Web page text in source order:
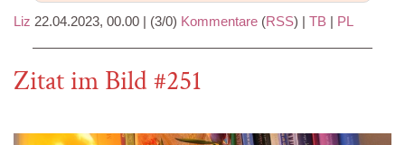
Liz 22.04.2023, 00.00 | (3/0) Kommentare (RSS) | TB | PL
Zitat im Bild #251